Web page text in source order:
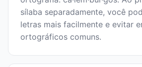
sílaba separadamente, você
letras mais facilmente e evitar
ortográficos comuns.